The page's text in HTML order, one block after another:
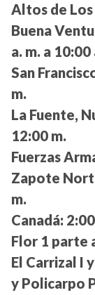
Altos de Los
Buena
a. m. a 10:00
San
m.
La Fuente,
12:00 m.
Fuerzas
Zapote
m.
Canadá:
Flor 1 parte
El Carrizal I
y Policarpo